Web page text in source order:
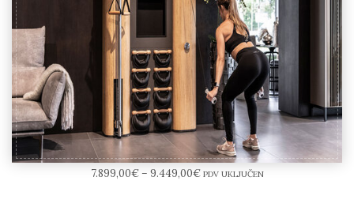
NOHrD Wall
7.899,00€– 9.449,00€ PDV UKLJUČEN